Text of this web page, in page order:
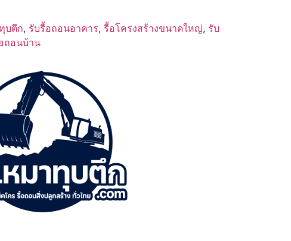
บตึก, รับรื้อถอนอาคาร, รื้อโครงสร้างขนาดใหญ่, รับ
ถอนบ้าน